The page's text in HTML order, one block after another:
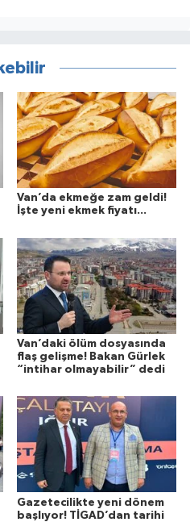
Van’da ekmeğe zam geldi!
İşte yeni ekmek fiyatı...
Van’daki ölüm dosyasında
flaş gelişme! Bakan Gürlek
“intihar olmayabilir” dedi
Gazetecilikte yeni dönem
başlıyor! TİGAD’dan tarihi